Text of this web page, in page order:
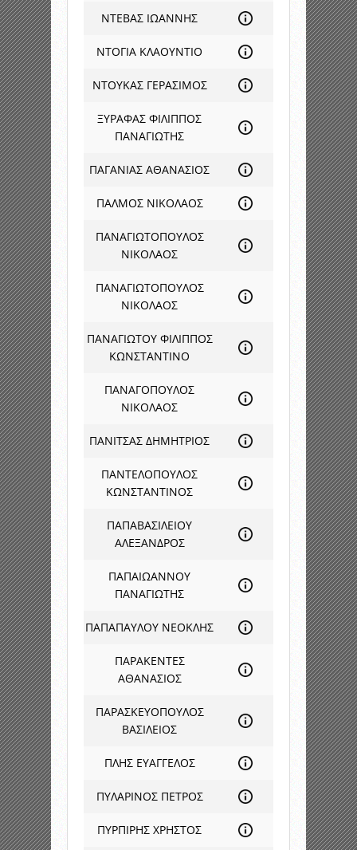
ΝΤΕΒΑΣ ΙΩΑΝΝΗΣ
ΝΤΟΓΙΑ ΚΛΑΟΥΝΤΙΟ
ΝΤΟΥΚΑΣ ΓΕΡΑΣΙΜΟΣ
ΞΥΡΑΦΑΣ ΦΙΛΙΠΠΟΣ
ΠΑΝΑΓΙΩΤΗΣ
ΠΑΓΑΝΙΑΣ ΑΘΑΝΑΣΙΟΣ
ΠΑΛΜΟΣ ΝΙΚΟΛΑΟΣ
ΠΑΝΑΓΙΩΤΟΠΟΥΛΟΣ
ΝΙΚΟΛΑΟΣ
ΠΑΝΑΓΙΩΤΟΠΟΥΛΟΣ
ΝΙΚΟΛΑΟΣ
ΠΑΝΑΓΙΩΤΟΥ ΦΙΛΙΠΠΟΣ
ΚΩΝΣΤΑΝΤΙΝΟ
ΠΑΝΑΓΟΠΟΥΛΟΣ
ΝΙΚΟΛΑΟΣ
ΠΑΝΙΤΣΑΣ ΔΗΜΗΤΡΙΟΣ
ΠΑΝΤΕΛΟΠΟΥΛΟΣ
ΚΩΝΣΤΑΝΤΙΝΟΣ
ΠΑΠΑΒΑΣΙΛΕΙΟΥ
ΑΛΕΞΑΝΔΡΟΣ
ΠΑΠΑΙΩΑΝΝΟΥ
ΠΑΝΑΓΙΩΤΗΣ
ΠΑΠΑΠΑΥΛΟΥ ΝΕΟΚΛΗΣ
ΠΑΡΑΚΕΝΤΕΣ
ΑΘΑΝΑΣΙΟΣ
ΠΑΡΑΣΚΕΥΟΠΟΥΛΟΣ
ΒΑΣΙΛΕΙΟΣ
ΠΛΗΣ ΕΥΑΓΓΕΛΟΣ
ΠΥΛΑΡΙΝΟΣ ΠΕΤΡΟΣ
ΠΥΡΠΙΡΗΣ ΧΡΗΣΤΟΣ